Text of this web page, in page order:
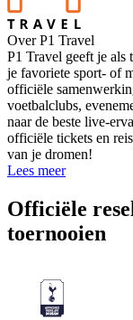
Over P1 Travel
P1 Travel geeft je als
je favoriete sport- of
officiële
voetbalclubs,
naar de beste live-
officiële tickets en
van je dromen!
Lees meer
Officiële
toernooien